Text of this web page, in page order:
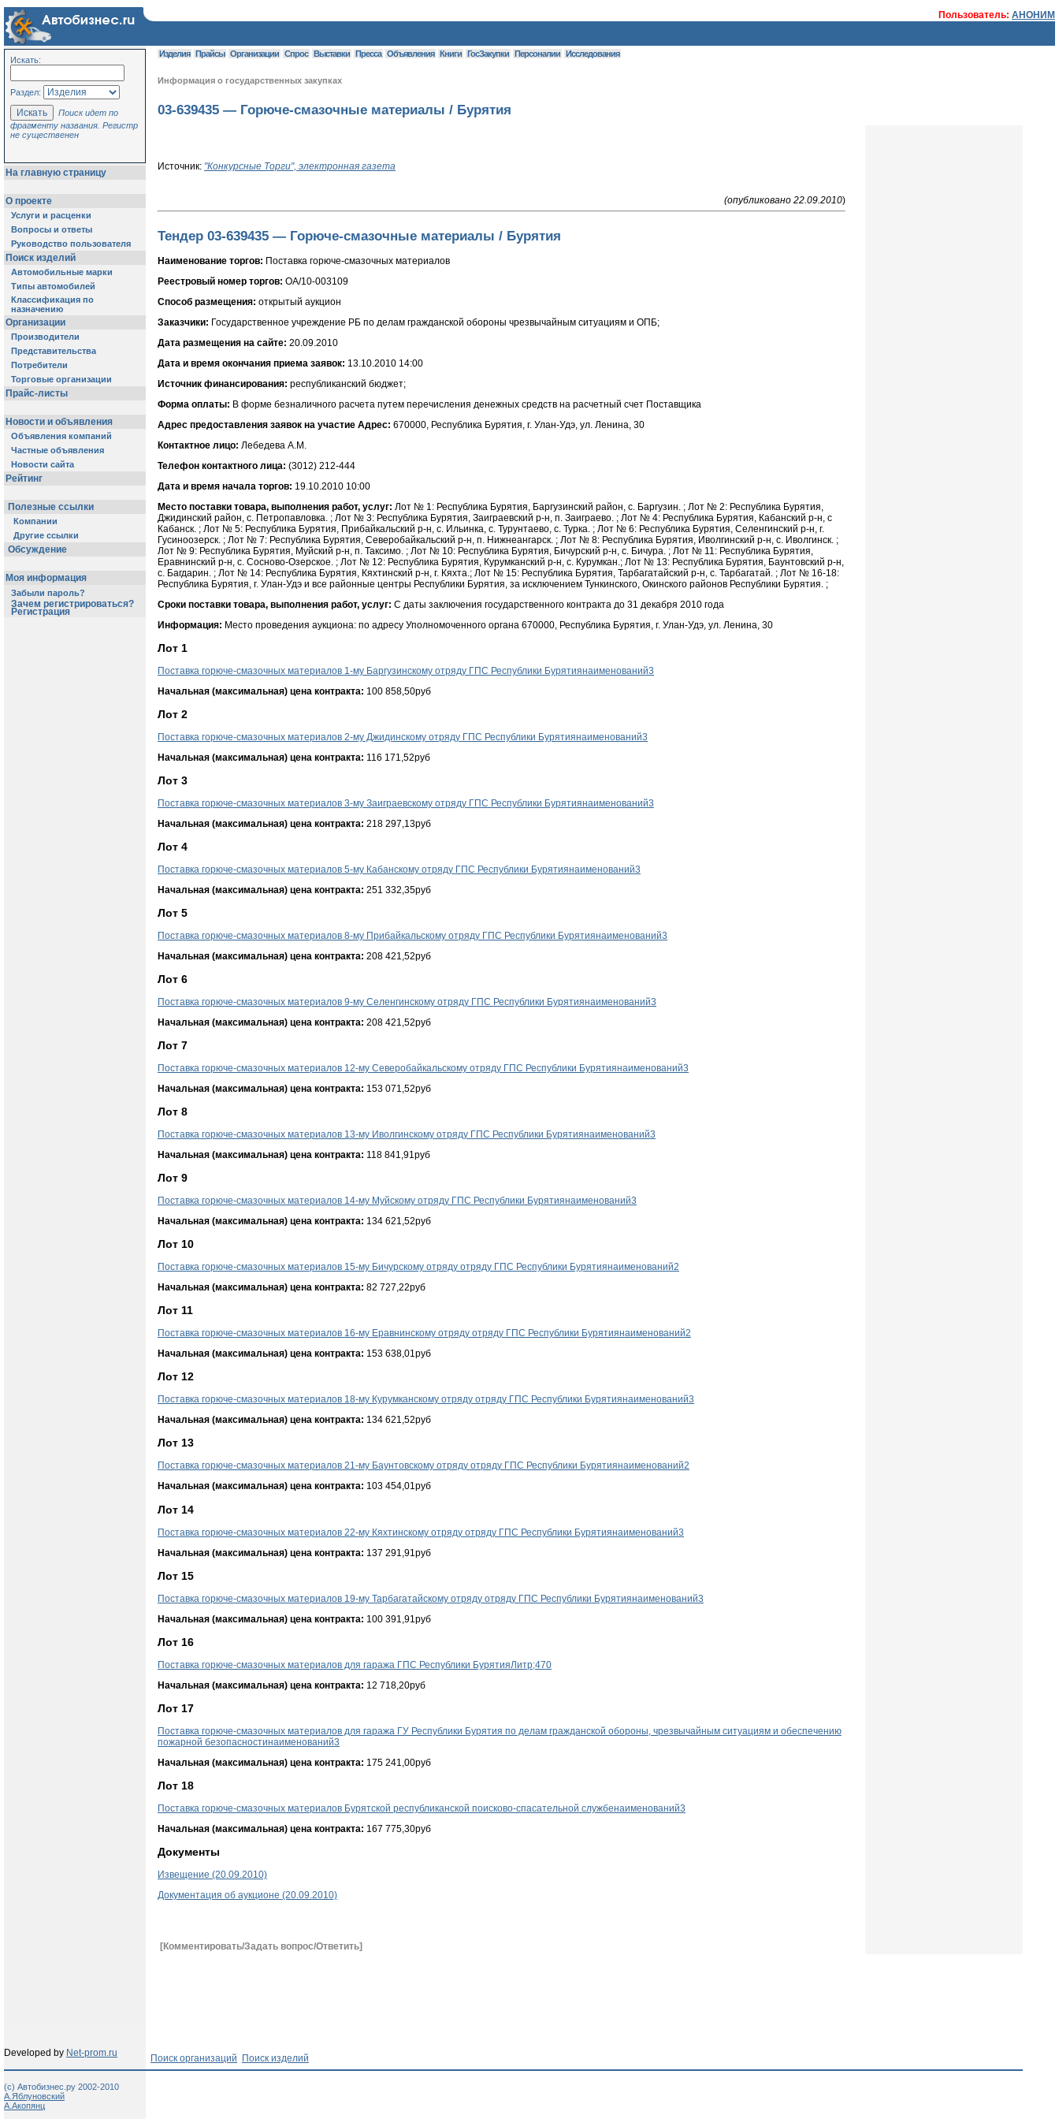
Пользователь: АНОНИМ
Искать:
Раздел:
Поиск идет по
фрагменту названия. Регистр
не существенен
На главную страницу
О проекте
Услуги и расценки
Вопросы и ответы
Руководство пользователя
Поиск изделий
Автомобильные марки
Типы автомобилей
Классификация по
назначению
Организации
Производители
Представительства
Потребители
Торговые организации
Прайс-листы
Новости и объявления
Объявления компаний
Частные объявления
Новости сайта
Рейтинг
Полезные ссылки
Компании
Другие ссылки
Обсуждение
Моя информация
Забыли пароль?
Зачем регистрироваться?
Регистрация
Изделия Прайсы Организации Спрос Выставки Пресса Объявления Книги ГосЗакупки Персоналии Исследования
Информация о государственных закупках
03-639435 — Горюче-смазочные материалы / Бурятия
Источник: "Конкурсные Торги", электронная газета
(опубликовано 22.09.2010)
Тендер 03-639435 — Горюче-смазочные материалы / Бурятия
Наименование торгов: Поставка горюче-смазочных материалов
Реестровый номер торгов: ОА/10-003109
Способ размещения: открытый аукцион
Заказчики: Государственное учреждение РБ по делам гражданской обороны чрезвычайным ситуациям и ОПБ;
Дата размещения на сайте: 20.09.2010
Дата и время окончания приема заявок: 13.10.2010 14:00
Источник финансирования: республиканский бюджет;
Форма оплаты: В форме безналичного расчета путем перечисления денежных средств на расчетный счет Поставщика
Адрес предоставления заявок на участие Адрес: 670000, Республика Бурятия, г. Улан-Удэ, ул. Ленина, 30
Контактное лицо: Лебедева А.М.
Телефон контактного лица: (3012) 212-444
Дата и время начала торгов: 19.10.2010 10:00
Место поставки товара, выполнения работ, услуг: Лот № 1: Республика Бурятия, Баргузинский район, с. Баргузин. ; Лот № 2: Республика Бурятия,
Джидинский район, с. Петропавловка. ; Лот № 3: Республика Бурятия, Заиграевский р-н, п. Заиграево. ; Лот № 4: Республика Бурятия, Кабанский р-н, с
Кабанск. ; Лот № 5: Республика Бурятия, Прибайкальский р-н, с. Ильинка, с. Турунтаево, с. Турка. ; Лот № 6: Республика Бурятия, Селенгинский р-н, г.
Гусиноозерск. ; Лот № 7: Республика Бурятия, Северобайкальский р-н, п. Нижнеангарск. ; Лот № 8: Республика Бурятия, Иволгинский р-н, с. Иволгинск. ;
Лот № 9: Республика Бурятия, Муйский р-н, п. Таксимо. ; Лот № 10: Республика Бурятия, Бичурский р-н, с. Бичура. ; Лот № 11: Республика Бурятия,
Еравнинский р-н, с. Сосново-Озерское. ; Лот № 12: Республика Бурятия, Курумканский р-н, с. Курумкан.; Лот № 13: Республика Бурятия, Баунтовский р-н,
с. Багдарин. ; Лот № 14: Республика Бурятия, Кяхтинский р-н, г. Кяхта.; Лот № 15: Республика Бурятия, Тарбагатайский р-н, с. Тарбагатай. ; Лот № 16-18:
Республика Бурятия, г. Улан-Удэ и все районные центры Республики Бурятия, за исключением Тункинского, Окинского районов Республики Бурятия. ;
Сроки поставки товара, выполнения работ, услуг: С даты заключения государственного контракта до 31 декабря 2010 года
Информация: Место проведения аукциона: по адресу Уполномоченного органа 670000, Республика Бурятия, г. Улан-Удэ, ул. Ленина, 30
Лот 1
Поставка горюче-смазочных материалов 1-му Баргузинскому отряду ГПС Республики Бурятиянаименований3
Начальная (максимальная) цена контракта: 100 858,50руб
Лот 2
Поставка горюче-смазочных материалов 2-му Джидинскому отряду ГПС Республики Бурятиянаименований3
Начальная (максимальная) цена контракта: 116 171,52руб
Лот 3
Поставка горюче-смазочных материалов 3-му Заиграевскому отряду ГПС Республики Бурятиянаименований3
Начальная (максимальная) цена контракта: 218 297,13руб
Лот 4
Поставка горюче-смазочных материалов 5-му Кабанскому отряду ГПС Республики Бурятиянаименований3
Начальная (максимальная) цена контракта: 251 332,35руб
Лот 5
Поставка горюче-смазочных материалов 8-му Прибайкальскому отряду ГПС Республики Бурятиянаименований3
Начальная (максимальная) цена контракта: 208 421,52руб
Лот 6
Поставка горюче-смазочных материалов 9-му Селенгинскому отряду ГПС Республики Бурятиянаименований3
Начальная (максимальная) цена контракта: 208 421,52руб
Лот 7
Поставка горюче-смазочных материалов 12-му Северобайкальскому отряду ГПС Республики Бурятиянаименований3
Начальная (максимальная) цена контракта: 153 071,52руб
Лот 8
Поставка горюче-смазочных материалов 13-му Иволгинскому отряду ГПС Республики Бурятиянаименований3
Начальная (максимальная) цена контракта: 118 841,91руб
Лот 9
Поставка горюче-смазочных материалов 14-му Муйскому отряду ГПС Республики Бурятиянаименований3
Начальная (максимальная) цена контракта: 134 621,52руб
Лот 10
Поставка горюче-смазочных материалов 15-му Бичурскому отряду отряду ГПС Республики Бурятиянаименований2
Начальная (максимальная) цена контракта: 82 727,22руб
Лот 11
Поставка горюче-смазочных материалов 16-му Еравнинскому отряду отряду ГПС Республики Бурятиянаименований2
Начальная (максимальная) цена контракта: 153 638,01руб
Лот 12
Поставка горюче-смазочных материалов 18-му Курумканскому отряду отряду ГПС Республики Бурятиянаименований3
Начальная (максимальная) цена контракта: 134 621,52руб
Лот 13
Поставка горюче-смазочных материалов 21-му Баунтовскому отряду отряду ГПС Республики Бурятиянаименований2
Начальная (максимальная) цена контракта: 103 454,01руб
Лот 14
Поставка горюче-смазочных материалов 22-му Кяхтинскому отряду отряду ГПС Республики Бурятиянаименований3
Начальная (максимальная) цена контракта: 137 291,91руб
Лот 15
Поставка горюче-смазочных материалов 19-му Тарбагатайскому отряду отряду ГПС Республики Бурятиянаименований3
Начальная (максимальная) цена контракта: 100 391,91руб
Лот 16
Поставка горюче-смазочных материалов для гаража ГПС Республики БурятияЛитр;470
Начальная (максимальная) цена контракта: 12 718,20руб
Лот 17
Поставка горюче-смазочных материалов для гаража ГУ Республики Бурятия по делам гражданской обороны, чрезвычайным ситуациям и обеспечению
пожарной безопасностинаименований3
Начальная (максимальная) цена контракта: 175 241,00руб
Лот 18
Поставка горюче-смазочных материалов Бурятской республиканской поисково-спасательной службенаименований3
Начальная (максимальная) цена контракта: 167 775,30руб
Документы
Извещение (20.09.2010)
Документация об аукционе (20.09.2010)
[Комментировать/Задать вопрос/Ответить]
Developed by Net-prom.ru Поиск организаций Поиск изделий
(c) Автобизнес.ру 2002-2010
А.Яблуновский
А.Акопянц